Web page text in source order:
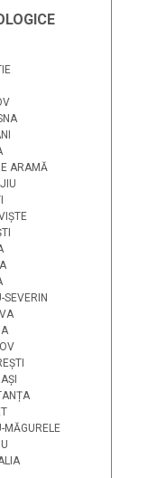
ARAMĂ
SEVERIN
MĂGURELE